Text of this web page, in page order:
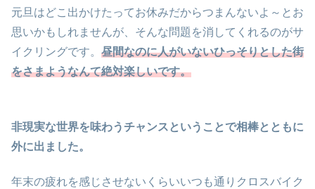
元旦はどこ出かけたってお休みだからつまんないよ～とお
思いかもしれませんが、そんな問題を消してくれるのがサ
イクリングです。 昼間なのに人がいないひっそりとした街
をさまようなんて絶対楽しいです。
非現実な世界を味わうチャンスということで相棒とともに
外に出ました。
年末の疲れを感じさせないくらいいつも通りクロスバイク